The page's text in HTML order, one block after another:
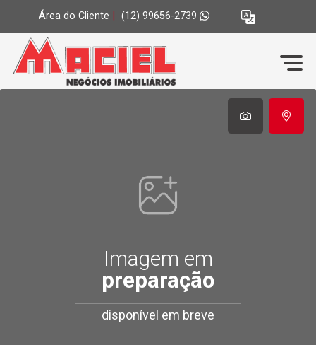
Área do Cliente (12) 99656-2739
Imagem em
preparação
disponível em breve